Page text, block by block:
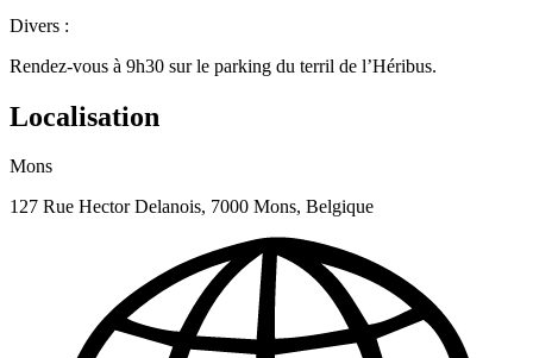
Divers :
Rendez-vous à 9h30 sur le parking du terril de l’Héribus.
Localisation
Mons
127 Rue Hector Delanois, 7000 Mons, Belgique